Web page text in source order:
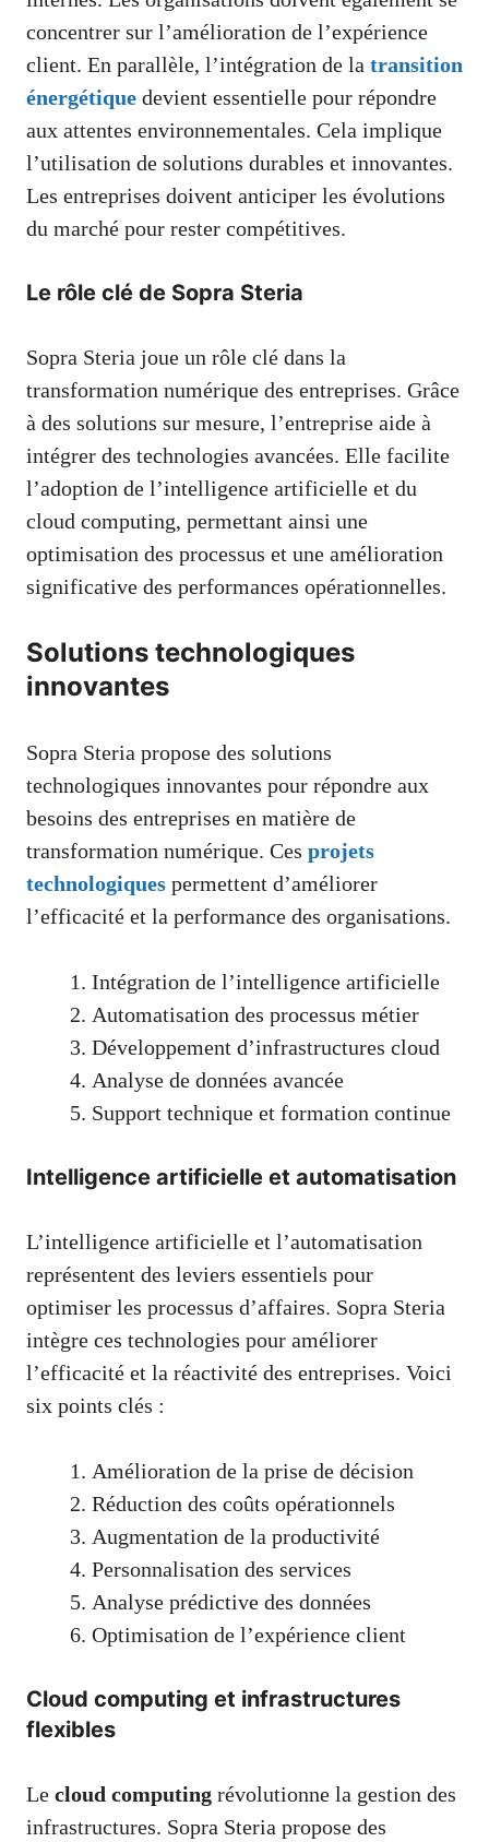
concentrer sur l’amélioration de l’expérience
client. En parallèle, l’intégration de la transition
énergétique devient essentielle pour répondre
aux attentes environnementales. Cela implique
l’utilisation de solutions durables et innovantes.
Les entreprises doivent anticiper les évolutions
du marché pour rester compétitives.
Le rôle clé de Sopra Steria
Sopra Steria joue un rôle clé dans la
transformation numérique des entreprises. Grâce
à des solutions sur mesure, l’entreprise aide à
intégrer des technologies avancées. Elle facilite
l’adoption de l’intelligence artificielle et du
cloud computing, permettant ainsi une
optimisation des processus et une amélioration
significative des performances opérationnelles.
Solutions technologiques
innovantes
Sopra Steria propose des solutions
technologiques innovantes pour répondre aux
besoins des entreprises en matière de
transformation numérique. Ces projets
technologiques permettent d’améliorer
l’efficacité et la performance des organisations.
Intégration de l’intelligence artificielle
Automatisation des processus métier
Développement d’infrastructures cloud
Analyse de données avancée
Support technique et formation continue
Intelligence artificielle et automatisation
L’intelligence artificielle et l’automatisation
représentent des leviers essentiels pour
optimiser les processus d’affaires. Sopra Steria
intègre ces technologies pour améliorer
l’efficacité et la réactivité des entreprises. Voici
six points clés :
Amélioration de la prise de décision
Réduction des coûts opérationnels
Augmentation de la productivité
Personnalisation des services
Analyse prédictive des données
Optimisation de l’expérience client
Cloud computing et infrastructures
flexibles
Le cloud computing révolutionne la gestion des
infrastructures. Sopra Steria propose des